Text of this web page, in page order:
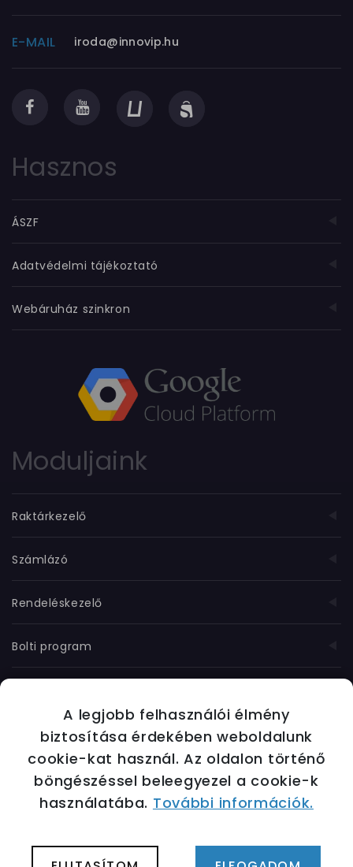
E-MAIL iroda@innovip.hu
Hasznos
ÁSZF
Adatvédelmi tájékoztató
Webáruház szinkron
Moduljaink
Raktárkezelő
Számlázó
Rendeléskezelő
Bolti program
További moduljaink
OVIP - Online vállalatirányítási rendszer©2026
A legjobb felhasználói élmény
biztosítása érdekében weboldalunk
cookie-kat használ. Az oldalon történő
böngészéssel beleegyezel a cookie-k
használatába. További információk.